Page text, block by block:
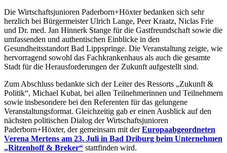
Die Wirtschaftsjunioren Paderborn+Höxter bedanken sich sehr
herzlich bei Bürgermeister Ulrich Lange, Peer Kraatz, Niclas Frie
und Dr. med. Jan Hinnerk Stange für die Gastfreundschaft sowie die
umfassenden und authentischen Einblicke in den
Gesundheitsstandort Bad Lippspringe. Die Veranstaltung zeigte, wie
hervorragend sowohl das Fachkrankenhaus als auch die gesamte
Stadt für die Herausforderungen der Zukunft aufgestellt sind.
Zum Abschluss bedankte sich der Leiter des Ressorts „Zukunft &
Politik“, Michael Kubat, bei allen Teilnehmerinnen und Teilnehmern
sowie insbesondere bei den Referenten für das gelungene
Veranstaltungsformat. Gleichzeitig gab er einen Ausblick auf den
nächsten politischen Dialog der Wirtschaftsjunioren
Paderborn+Höxter, der gemeinsam mit derEuropaabgeordneten
Verena Mertens am 23. Juli in Bad Driburg beim Unternehmen
„Ritzenhoff & Breker“ stattfinden wird.